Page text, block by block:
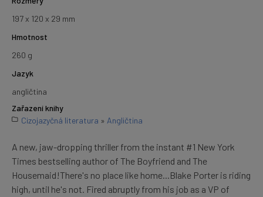
197 x 120 x 29 mm
Hmotnost
260 g
Jazyk
angličtina
Zařazení knihy
Cizojazyčná literatura » Angličtina
A new, jaw-dropping thriller from the instant #1 New York
Times bestselling author of The Boyfriend and The
Housemaid!There's no place like home...Blake Porter is riding
high, until he's not. Fired abruptly from his job as a VP of